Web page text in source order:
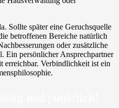
Sollte später eine Geruchsquelle
betroffenen Bereiche natürlich
oder zusätzliche
Ein persönlicher Ansprechpartner
erreichbar. Verbindlichkeit ist ein